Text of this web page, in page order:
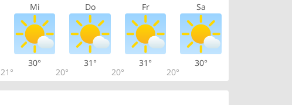
Mi Do Fr Sa
21°
30°
20°
31°
20°
31°
20°
30°